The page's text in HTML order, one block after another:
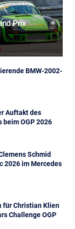
Prix
BMW-2002-
Auftakt des
beim OGP 2026
Schmid
2026 im Mercedes
für Christian Klien
Challenge OGP